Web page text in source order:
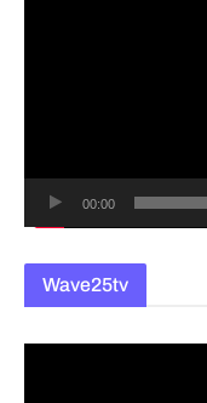
00:00
Wave25tv